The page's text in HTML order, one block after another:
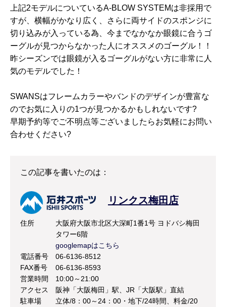
上記2モデルについているA-BLOW SYSTEMは非採用で
すが、横幅がかなり広く、さらに両サイドのスポンジに
切り込みが入っている為、今までなかなか眼鏡に合うゴ
ーグルが見つからなかった人にオススメのゴーグル！！
昨シーズンでは眼鏡が入るゴーグルがない方に非常に人
気のモデルでした！
SWANSはフレームカラーやバンドのデザインが豊富な
のでお気に入りの1つが見つかるかもしれないです?
早期予約等でご不明点等ございましたらお気軽にお問い
合わせください?
この記事を書いたのは：
リンクス梅田店
住所
大阪府大阪市北区大深町1番1号 ヨドバシ梅田
タワー6階
googlemapはこちら
電話番号
06-6136-8512
FAX番号
06-6136-8593
営業時間
10:00～21:00
アクセス
阪神「大阪梅田」駅、JR「大阪駅」直結
駐車場
立体/8：00～24：00・地下/24時間、料金/20